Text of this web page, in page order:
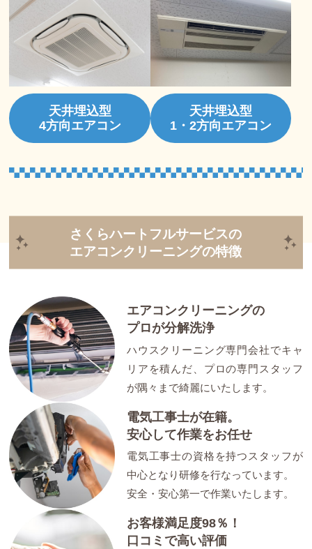
天井埋込型
4方向エアコン
天井埋込型
1・2方向エアコン
さくらハートフルサービスの
エアコンクリーニングの特徴
エアコンクリーニングの
プロが分解洗浄
ハウスクリーニング専門会社でキャ
リアを積んだ、プロの専門スタッフ
が隅々まで綺麗にいたします。
電気工事士が在籍。
安心して作業をお任せ
電気工事士の資格を持つスタッフが
中心となり研修を行なっています。
安全・安心第一で作業いたします。
お客様満足度98％！
口コミで高い評価